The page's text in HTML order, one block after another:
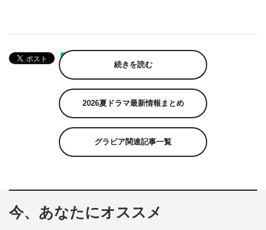
続きを読む
2026夏ドラマ最新情報まとめ
グラビア関連記事一覧
今、あなたにオススメ